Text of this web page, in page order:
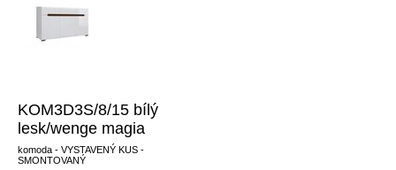
KOM3D3S/8/15 bílý
lesk/wenge magia
komoda - VYSTAVENÝ KUS -
SMONTOVANÝ